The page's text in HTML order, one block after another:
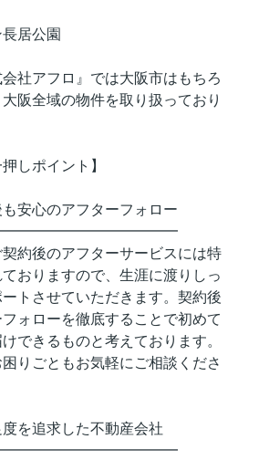
居公園
社アフロ』では大阪市はもちろ
阪全域の物件を取り扱っており
押しポイント】
安心のアフターフォロー
約後のアフターサービスには特
おりますので、生涯に渡りしっ
トさせていただきます。契約後
ォローを徹底することで初めて
できるものと考えております。
困りごともお気軽にご相談くださ
を追求した不動産会社